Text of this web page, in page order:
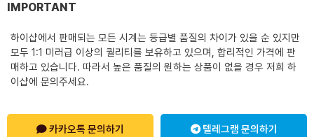
IMPORTANT
하이샵에서 판매되는 모든 시계는 등급별 품질의 차이가 있을 순 있지만
모두 1:1 미러급 이상의 퀄리티를 보유하고 있으며, 합리적인 가격에 판
매하고 있습니다. 따라서 높은 품질의 원하는 상품이 없을 경우 저희 하
이샵에 문의주세요.
카카오톡 문의하기 텔레그램 문의하기